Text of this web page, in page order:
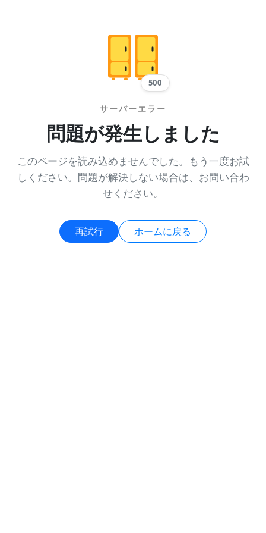
500
サーバーエラー
問題が発生しました
このページを読み込めませんでした。もう一度お試
しください。問題が解決しない場合は、お問い合わ
せください。
再試行 ホームに戻る